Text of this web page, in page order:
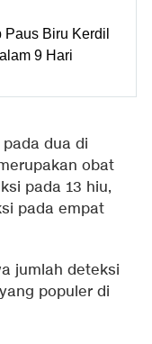
Biru Kerdil
9 Hari
dua di
obat
pada 13 hiu,
pada empat
jumlah deteksi
populer di